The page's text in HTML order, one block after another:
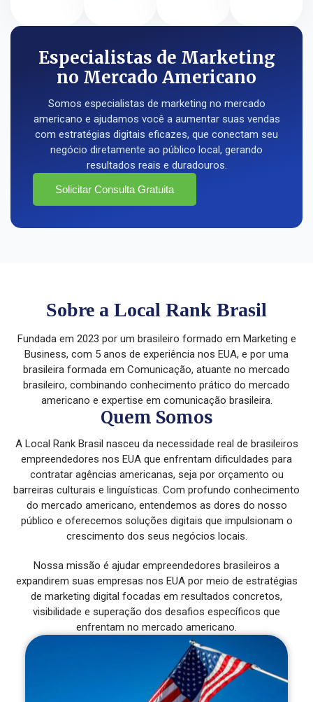
Especialistas de Marketing
no Mercado Americano
Somos especialistas de marketing no mercado
americano e ajudamos você a aumentar suas vendas
com estratégias digitais eficazes, que conectam seu
negócio diretamente ao público local, gerando
resultados reais e duradouros.
Solicitar Consulta Gratuita
Sobre a Local Rank Brasil
Fundada em 2023 por um brasileiro formado em Marketing e
Business, com 5 anos de experiência nos EUA, e por uma
brasileira formada em Comunicação, atuante no mercado
brasileiro, combinando conhecimento prático do mercado
americano e expertise em comunicação brasileira.
Quem Somos
A Local Rank Brasil nasceu da necessidade real de brasileiros
empreendedores nos EUA que enfrentam dificuldades para
contratar agências americanas, seja por orçamento ou
barreiras culturais e linguísticas. Com profundo conhecimento
do mercado americano, entendemos as dores do nosso
público e oferecemos soluções digitais que impulsionam o
crescimento dos seus negócios locais.
Nossa missão é ajudar empreendedores brasileiros a
expandirem suas empresas nos EUA por meio de estratégias
de marketing digital focadas em resultados concretos,
visibilidade e superação dos desafios específicos que
enfrentam no mercado americano.